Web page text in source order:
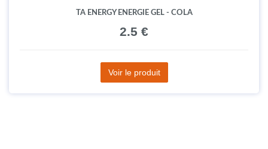
TA ENERGY ENERGIE GEL - COLA
2.5 €
Voir le produit